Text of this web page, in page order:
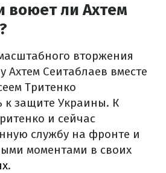
воюет ли Ахтем
вторжения
Ахтем Сеитаблаев вместе
Тритенко
к защите Украины. К
и сейчас
службу на фронте и
моментами в своих
.